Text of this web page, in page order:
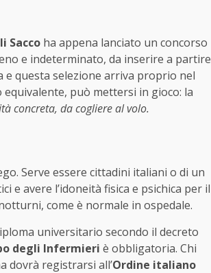
Sacco ha appena lanciato un concorso
e indeterminato, da inserire a partire
e questa selezione arriva proprio nel
può mettersi in gioco: la
concreta, da cogliere al volo.
Serve essere cittadini italiani o di un
e avere l’idoneità fisica e psichica per il
come è normale in ospedale.
universitario secondo il decreto
degli Infermieri è obbligatoria. Chi
dovrà registrarsi all’Ordine italiano